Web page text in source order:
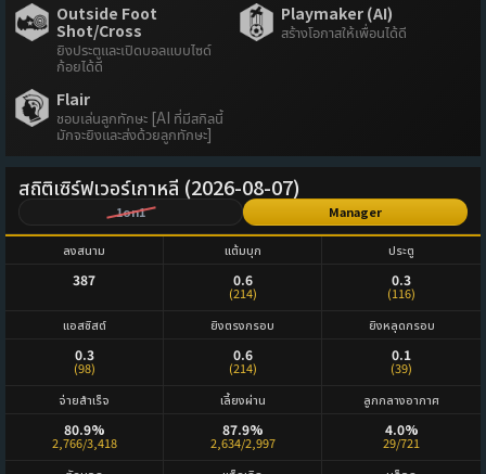
Outside Foot
Shot/Cross
ยิงประตูและเปิดบอลแบบไซด์
ก้อยได้ดี
Playmaker (AI)
สร้างโอกาสให้เพื่อนได้ดี
Flair
ชอบเล่นลูกทักษะ [AI ที่มีสกิลนี้
มักจะยิงและส่งด้วยลูกทักษะ]
สถิติเซิร์ฟเวอร์เกาหลี (2026-08-07)
1on1 Manager
ลงสนาม
387
แต้มบุก
0.6
(214)
ประตู
0.3
(116)
แอสซิสต์
0.3
(98)
ยิงตรงกรอบ
0.6
(214)
ยิงหลุดกรอบ
0.1
(39)
จ่ายสำเร็จ
80.9%
2,766/3,418
เลี้ยงผ่าน
87.9%
2,634/2,997
ลูกกลางอากาศ
4.0%
29/721